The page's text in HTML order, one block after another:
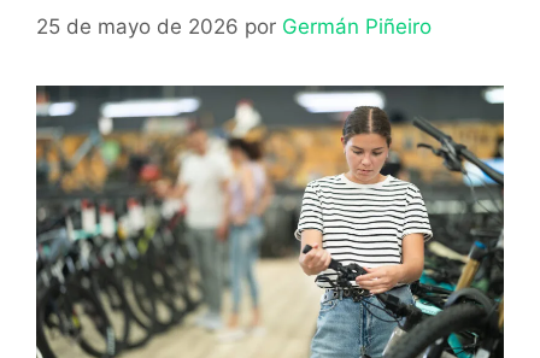
25 de mayo de 2026 por Germán Piñeiro